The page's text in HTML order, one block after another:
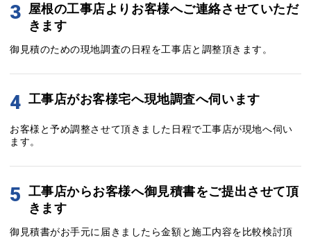
3 屋根の工事店よりお客様へご連絡させていただ
きます
御見積のための現地調査の日程を工事店と調整頂きます。
4 工事店がお客様宅へ現地調査へ伺います
お客様と予め調整させて頂きました日程で工事店が現地へ伺い
ます。
5 工事店からお客様へ御見積書をご提出させて頂
きます
御見積書がお手元に届きましたら金額と施工内容を比較検討頂